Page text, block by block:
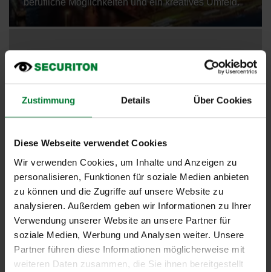
Zustimmung Details Über Cookies
Diese Webseite verwendet Cookies
Wir verwenden Cookies, um Inhalte und Anzeigen zu
personalisieren, Funktionen für soziale Medien anbieten
zu können und die Zugriffe auf unsere Website zu
analysieren. Außerdem geben wir Informationen zu Ihrer
Verwendung unserer Website an unsere Partner für
soziale Medien, Werbung und Analysen weiter. Unsere
Partner führen diese Informationen möglicherweise mit
weiteren Daten zusammen, die Sie ihnen bereitgestellt